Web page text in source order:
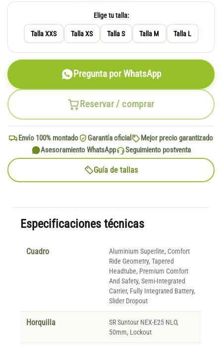
Elige tu talla:
Talla XXS Talla XS Talla S Talla M Talla L
Reservar / comprar
Pregunta por WhatsApp
Envío 100% montado Garantía oficial
Mejor precio garantizado
Asesoramiento WhatsApp
Seguimiento postventa
Guía de tallas
Especificaciones técnicas
Cuadro
Aluminium Superlite, Comfort
Ride Geometry, Tapered
Headtube, Premium Comfort
And Safety, Semi-Integrated
Carrier, Fully Integrated Battery,
Slider Dropout
Horquilla
SR Suntour NEX-E25 NLO,
50mm, Lockout